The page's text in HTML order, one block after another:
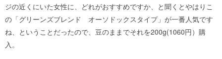
ジの近くにいた女性に、どれがおすすめですか、と聞くとやはりこ
の「グリーンズブレンド オーソドックスタイプ」が一番人気です
ね、ということだったので、豆のままでそれを200g(1060円）購
入。